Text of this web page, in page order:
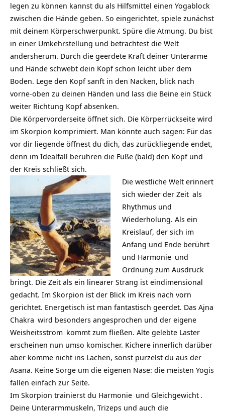
legen zu können kannst du als Hilfsmittel einen Yogablock
zwischen die Hände geben. So eingerichtet, spiele zunächst
mit deinem Körperschwerpunkt. Spüre die Atmung. Du bist
in einer Umkehrstellung und betrachtest die Welt
andersherum. Durch die geerdete Kraft deiner Unterarme
und Hände schwebt dein Kopf schon leicht über dem
Boden. Lege den Kopf sanft in den Nacken, blick nach
vorne-oben zu deinen Händen und lass die Beine ein Stück
weiter Richtung Kopf absenken.
Die Körpervorderseite öffnet sich. Die Körperrückseite wird
im Skorpion komprimiert. Man könnte auch sagen: Für das
vor dir liegende öffnest du dich, das zurückliegende endet,
denn im Idealfall berühren die Füße (bald) den Kopf und
der Kreis schließt sich.
Die westliche Welt erinnert
sich wieder der Zeit als
Rhythmus und
Wiederholung. Als ein
Kreislauf, der sich im
Anfang und Ende berührt
und Harmonie und
Ordnung zum Ausdruck
bringt. Die Zeit als ein linearer Strang ist eindimensional
gedacht. Im Skorpion ist der Blick im Kreis nach vorn
gerichtet. Energetisch ist man fantastisch geerdet. Das Ajna
Chakra wird besonders angesprochen und der eigene
Weisheitsstrom kommt zum fließen. Alte gelebte Laster
erscheinen nun umso komischer. Kichere innerlich darüber
aber komme nicht ins Lachen, sonst purzelst du aus der
Asana. Keine Sorge um die eigenen Nase: die meisten Yogis
fallen einfach zur Seite.
Im Skorpion trainierst du Harmonie und Gleichgewicht .
Deine Unterarmmuskeln, Trizeps und auch die